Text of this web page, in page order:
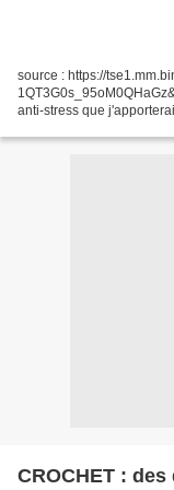
source : https://
anti-stress que
CROCHET :